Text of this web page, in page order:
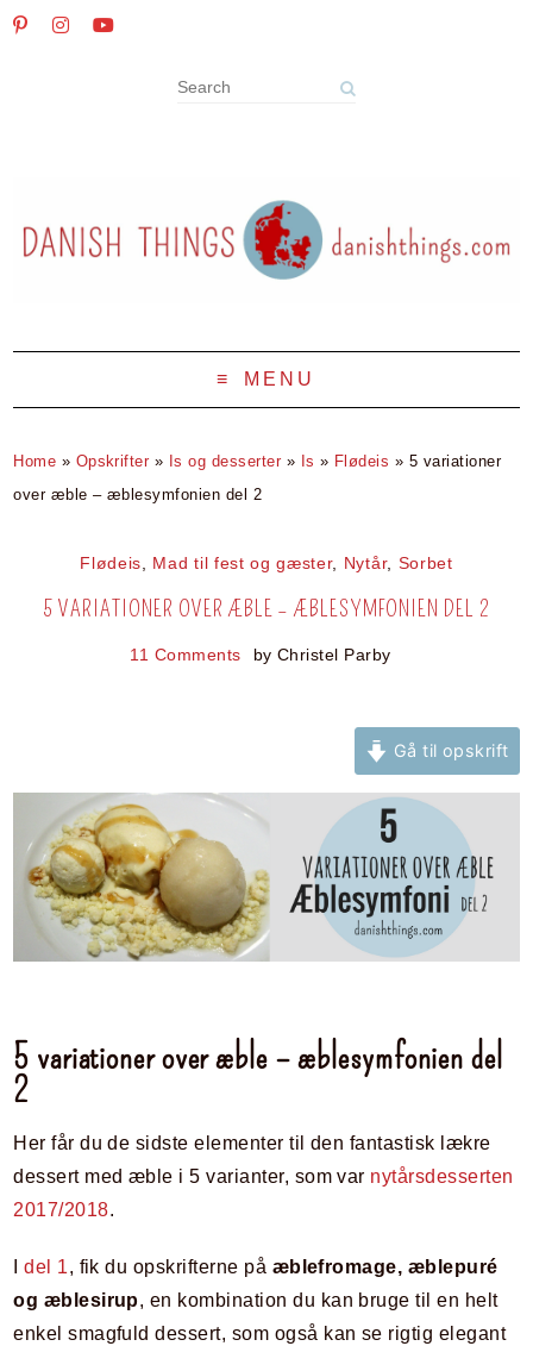
MENU
Home » Opskrifter » Is og desserter » Is » Flødeis » 5 variationer
over æble – æblesymfonien del 2
Flødeis, Mad til fest og gæster, Nytår, Sorbet
5 VARIATIONER OVER ÆBLE – ÆBLESYMFONIEN DEL 2
11 Comments by Christel Parby
Gå til opskrift
5 variationer over æble – æblesymfonien del
2
Her får du de sidste elementer til den fantastisk lækre
dessert med æble i 5 varianter, som var nytårsdesserten
2017/2018.
Idel 1, fik du opskrifterne på æblefromage, æblepuré
og æblesirup, en kombination du kan bruge til en helt
enkel smagfuld dessert, som også kan se rigtig elegant